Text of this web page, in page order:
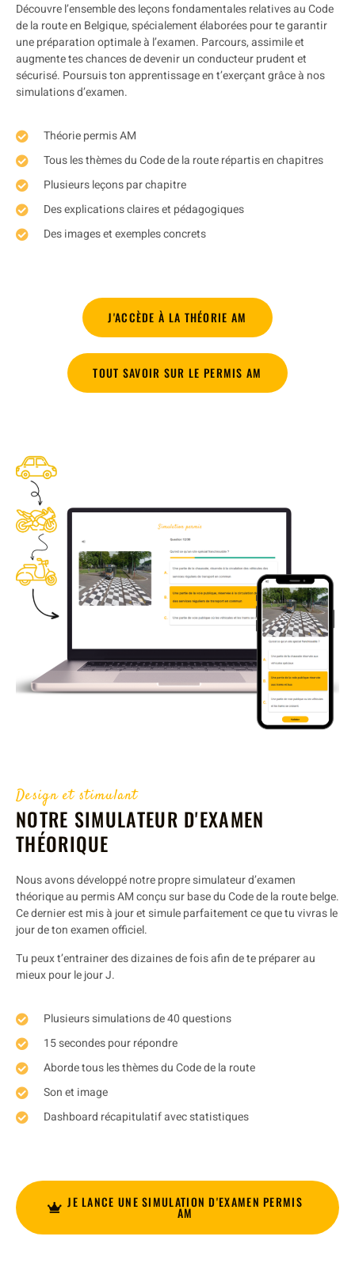
Découvre l’ensemble des leçons fondamentales relatives au Code
de la route en Belgique, spécialement élaborées pour te garantir
une préparation optimale à l’examen. Parcours, assimile et
augmente tes chances de devenir un conducteur prudent et
sécurisé. Poursuis ton apprentissage en t’exerçant grâce à nos
simulations d’examen.
Théorie permis AM
Tous les thèmes du Code de la route répartis en chapitres
Plusieurs leçons par chapitre
Des explications claires et pédagogiques
Des images et exemples concrets
J'ACCÈDE À LA THÉORIE AM
TOUT SAVOIR SUR LE PERMIS AM
Design et stimulant
NOTRE SIMULATEUR D'EXAMEN
THÉORIQUE
Nous avons développé notre propre simulateur d’examen
théorique au permis AM conçu sur base du Code de la route belge.
Ce dernier est mis à jour et simule parfaitement ce que tu vivras le
jour de ton examen officiel.
Tu peux t’entrainer des dizaines de fois afin de te préparer au
mieux pour le jour J.
Plusieurs simulations de 40 questions
15 secondes pour répondre
Aborde tous les thèmes du Code de la route
Son et image
Dashboard récapitulatif avec statistiques
JE LANCE UNE SIMULATION D'EXAMEN PERMIS
AM